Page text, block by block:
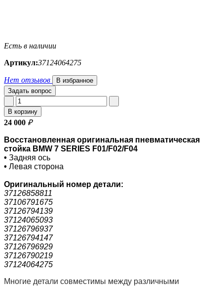
Есть в наличии
Артикул:37124064275
Нет отзывов
В избранное
Задать вопрос
В корзину
24 000 ₽
Восстановленная оригинальная пневматическая
стойка BMW 7 SERIES F01/F02/F04
• Задняя ось
• Левая сторона
Оригинальный номер детали:
37126858811
37106791675
37126794139
37124065093
37126796937
37126794147
37126796929
37126790219
37124064275
Многие детали совместимы между различными